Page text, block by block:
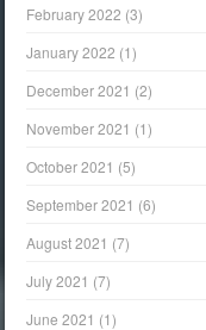
February 2022 (3)
January 2022 (1)
December 2021 (2)
November 2021 (1)
October 2021 (5)
September 2021 (6)
August 2021 (7)
July 2021 (7)
June 2021 (1)